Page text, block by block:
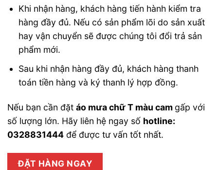
Khi nhận hàng, khách hàng tiến hành kiểm tra
hàng đầy đủ. Nếu có sản phẩm lõi do sản xuất
hay vận chuyển sẽ được chúng tôi đổi trả sản
phẩm mới.
Sau khi nhận hàng đầy đủ, khách hàng thanh
toán tiền hàng và ký thanh lý hợp đồng.
Nếu bạn cần đặt áo mưa chữ T màu cam gấp với
số lượng lớn. Hãy liên hệ ngay số hotline:
0328831444 để được tư vấn tốt nhất.
ĐẶT HÀNG NGAY